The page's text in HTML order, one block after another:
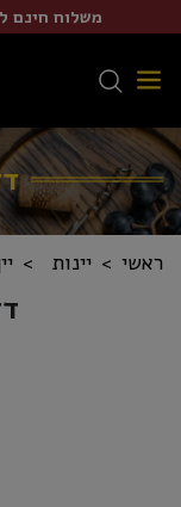
משלוח חינם
ראשי יינות